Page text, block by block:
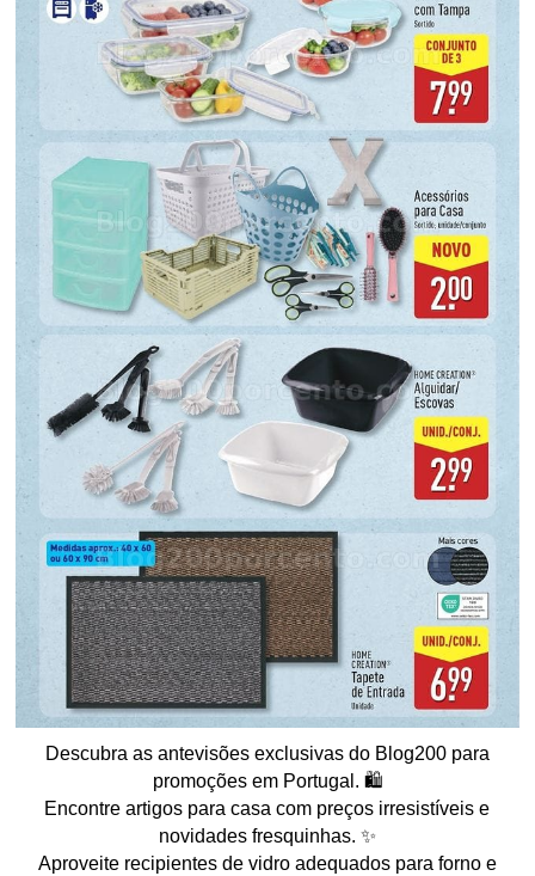
Descubra as antevisões exclusivas do Blog200 para
promoções em Portugal. 🛍️
Encontre artigos para casa com preços irresistíveis e
novidades fresquinhas. ✨
Aproveite recipientes de vidro adequados para forno e